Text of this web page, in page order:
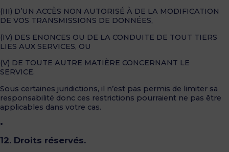
(III) D’UN ACCÈS NON AUTORISÉ À DE LA MODIFICATION
DE VOS TRANSMISSIONS DE DONNÉES,
(IV) DES ENONCES OU DE LA CONDUITE DE TOUT TIERS
LIES AUX SERVICES, OU
(V) DE TOUTE AUTRE MATIÈRE CONCERNANT LE
SERVICE.
Sous certaines juridictions, il n’est pas permis de limiter sa
responsabilité donc ces restrictions pourraient ne pas être
applicables dans votre cas.
•
12. Droits réservés.